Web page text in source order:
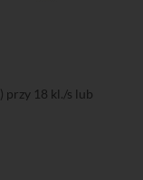
) przy 18 kl./s lub